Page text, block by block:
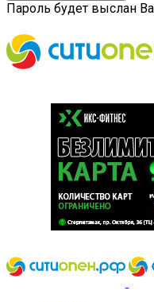
Пароль будет выслан